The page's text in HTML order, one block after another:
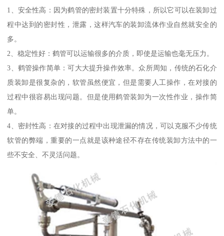
1、安全性高：因为鹤管的密封装置十分特殊，所以它可以在装卸过
程中达到的密封性，泄露，这样汽车的装卸流体作业自然就安全的
多。
2、稳定性好：鹤管可以运输很多的介质，即使是运输也毫无压力。
3、鹤管操作简单：可大大提升操作效率。众所周知，传统的石化介
质装卸是很复杂的，软管虽然便宜，但是需要人工操作，在对接的
过程中很容易出现问题。但是使用鹤管装卸为一次性作业，操作简
单。
4、密封性高：在对接的过程中出现泄漏的情况，可以克服不少传统
软管的弊端，重要的一点就是该种途径不存在传统装卸方法中的一
些不安全、不灵活问题。